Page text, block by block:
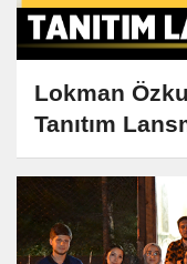
Lokman
Tanıtım